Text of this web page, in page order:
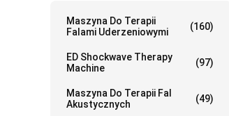
Maszyna Do Terapii
Falami Uderzeniowymi
(160)
ED Shockwave Therapy
Machine
(97)
Maszyna Do Terapii Fal
Akustycznych
(49)